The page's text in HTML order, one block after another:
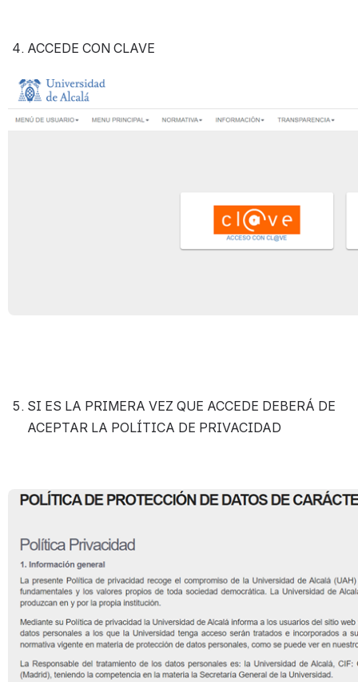
ACCEDE CON CLAVE
Open
SI ES LA PRIMERA VEZ QUE ACCEDE DEBERÁ DE
ACEPTAR LA POLÍTICA DE PRIVACIDAD
Open